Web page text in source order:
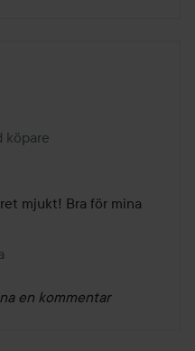
veckor
köpare
mjukt! Bra för mina
en kommentar